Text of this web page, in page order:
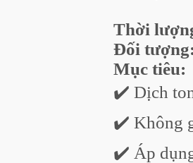
Thời
Đối
Mục tiêu:
✔️ Dịch
✔️ Không
✔️ Áp